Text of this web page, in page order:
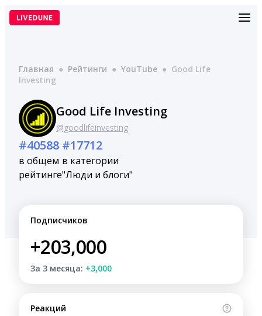
Перейти
Главная ● Рейтинги ● YouTube ● Good Life
Investing
Good Life Investing
@goodlifeinvesting
#40588
в общем
рейтинге
#17712
в категории
"Люди и блоги"
Подписчиков
+203,000
За 3 месяца: +3,000
Реакций